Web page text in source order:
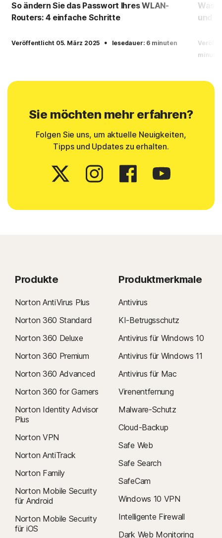
So ändern Sie das Passwort Ihres WLAN-
Routers: 4 einfache Schritte
Veröffentlicht 05. März 2025 · lesedauer: 6 minuten
Was
und
Sie möchten mehr erfahren?
Folgen Sie uns, um aktuelle Neuigkeiten,
Tipps und Updates zu erhalten.
Produkte
Norton AntiVirus Plus
Norton 360 Standard
Norton 360 Deluxe
Norton 360 Premium
Norton 360 Advanced
Norton 360 for Gamers
Norton Identity Advisor
Plus
Norton VPN
Norton AntiTrack
Norton Family
Norton Mobile Security
für Android
Norton Mobile Security
für iOS
Produktmerkmale
Antivirus
KI-Betrugsschutz
Antivirus für Windows 10
Antivirus für Windows 11
Antivirus für Mac
Virenentfernung
Malware-Schutz
Cloud-Backup
Safe Web
Safe Search
SafeCam
Windows 10 VPN
Intelligente Firewall
Dark Web Monitoring